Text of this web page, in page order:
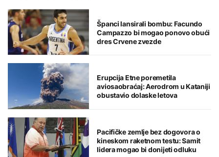
Španci lansirali bombu: Facundo
Campazzo bi mogao ponovo obući
dres Crvene zvezde
Erupcija Etne poremetila
aviosaobraćaj: Aerodrom u Kataniji
obustavio dolaske letova
Pacifičke zemlje bez dogovora o
kineskom raketnom testu: Samit
lidera mogao bi donijeti odluku